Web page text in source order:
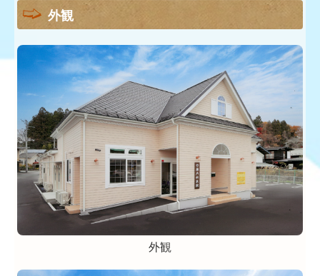
発熱外来のご案内
病児保育室ひこうき雲
病児保育室ひこうき雲だより
日中一時支援プラタナス
サロンプラタナス
施設・設備のご案内
外観
外観